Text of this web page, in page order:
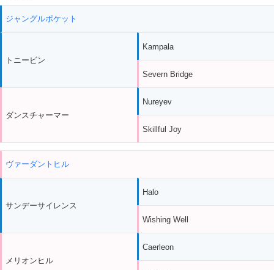
ジャングルポケット
トニービン
ダンスチャーマー
Kampala
Severn Bridge
Nureyev
Skillful Joy
ヴァーダントヒル
サンデーサイレンス
メリオンヒル
Halo
Wishing Well
Caerleon